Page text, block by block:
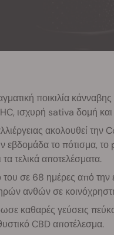
ποικιλία
ισχυρή sativa δομή
ακολουθεί
το πότισμα, το
τελικά αποτελέσματα.
σε 68 ημέρες από
ανθών σε
καθαρές γεύσεις
CBD αποτέλεσμα.